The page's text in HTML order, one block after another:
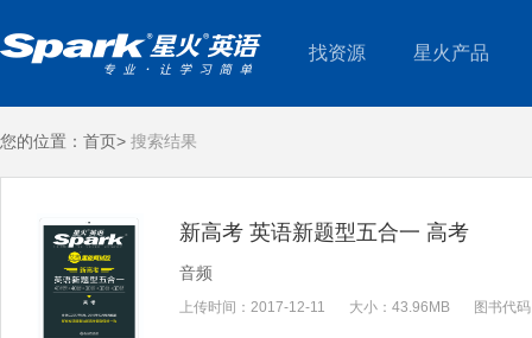
找资源 星火产品
您的位置： 首页> 搜索结果
新高考 英语新题型五合一 高考
音频
上传时间： 2017-12-11 大小： 43.96MB 图书代